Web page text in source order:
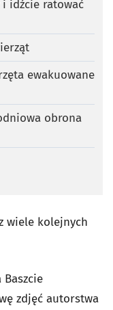
idźcie ratować
ewakuowane
obrona
wiele kolejnych
zdjęć autorstwa